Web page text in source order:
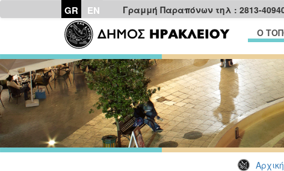
GR EN Γραμμή Παραπόνων τηλ : 2813-
Ο
Αρχική